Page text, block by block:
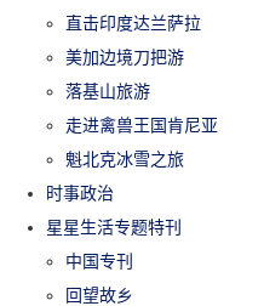
直击印度达兰萨拉
美加边境刀把游
落基山旅游
走进禽兽王国肯尼亚
魁北克冰雪之旅
时事政治
星星生活专题特刊
中国专刊
回望故乡